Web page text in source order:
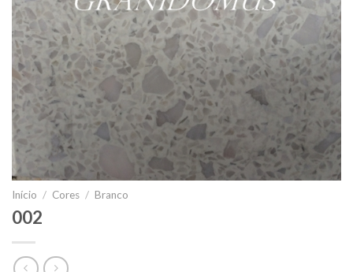
Início / Cores / Branco
002